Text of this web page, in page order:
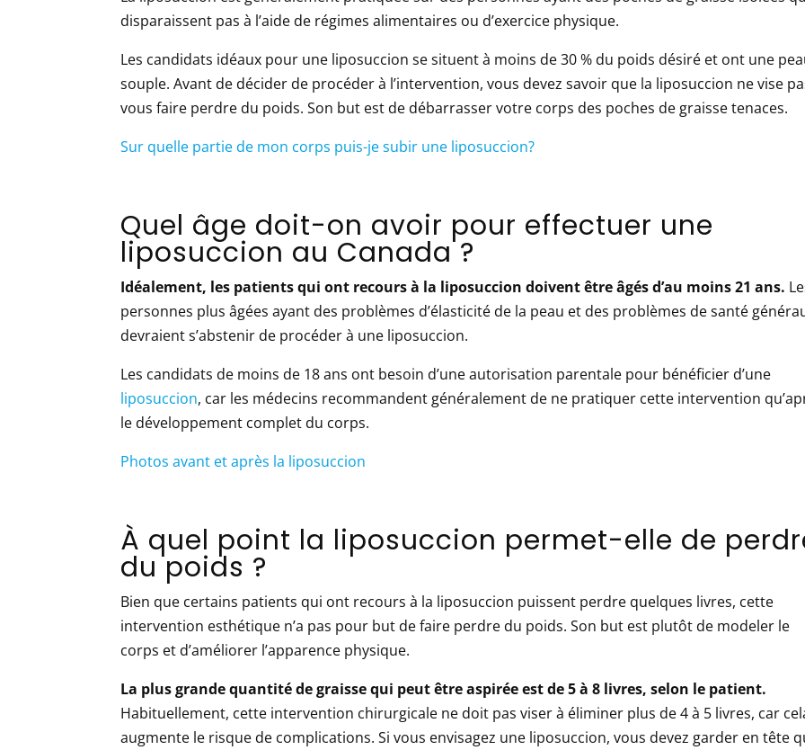
disparaissent pas à l’aide de régimes alimentaires ou d’exercice physique.
Les candidats idéaux pour une liposuccion se situent à moins de 30 % du poids désiré et ont une
souple. Avant de décider de procéder à l’intervention, vous devez savoir que la liposuccion ne vise
vous faire perdre du poids. Son but est de débarrasser votre corps des poches de graisse tenaces.
Sur quelle partie de mon corps puis-je subir une liposuccion?
Quel âge doit-on avoir pour effectuer une
liposuccion au Canada ?
Idéalement, les patients qui ont recours à la liposuccion doivent être âgés d’au moins 21 ans.
personnes plus âgées ayant des problèmes d’élasticité de la peau et des problèmes de santé
devraient s’abstenir de procéder à une liposuccion.
Les candidats de moins de 18 ans ont besoin d’une autorisation parentale pour bénéficier d’une
liposuccion, car les médecins recommandent généralement de ne pratiquer cette intervention
le développement complet du corps.
Photos avant et après la liposuccion
À quel point la liposuccion permet-elle de
du poids ?
Bien que certains patients qui ont recours à la liposuccion puissent perdre quelques livres, cette
intervention esthétique n’a pas pour but de faire perdre du poids. Son but est plutôt de modeler le
corps et d’améliorer l’apparence physique.
La plus grande quantité de graisse qui peut être aspirée est de 5 à 8 livres, selon le patient.
Habituellement, cette intervention chirurgicale ne doit pas viser à éliminer plus de 4 à 5 livres, car
augmente le risque de complications. Si vous envisagez une liposuccion, vous devez garder en tête